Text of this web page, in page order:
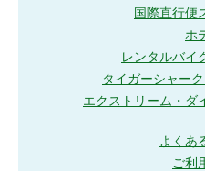
国際直行便
ホ
レンタルバイ
タイガーシャー
エクストリーム・ダ
よくあ
ご利